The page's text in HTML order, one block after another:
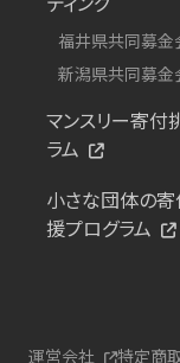
福井県共同募金
新潟県共同募金
マンスリー寄付
ラム
小さな団体の
援プログラム
運営会社 特定商